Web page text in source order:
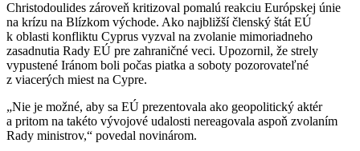
Christodoulides zároveň kritizoval pomalú reakciu Európskej únie
na krízu na Blízkom východe. Ako najbližší členský štát EÚ
k oblasti konfliktu Cyprus vyzval na zvolanie mimoriadneho
zasadnutia Rady EÚ pre zahraničné veci. Upozornil, že strely
vypustené Iránom boli počas piatka a soboty pozorovateľné
z viacerých miest na Cypre.
„Nie je možné, aby sa EÚ prezentovala ako geopolitický aktér
a pritom na takéto vývojové udalosti nereagovala aspoň zvolaním
Rady ministrov,“ povedal novinárom.